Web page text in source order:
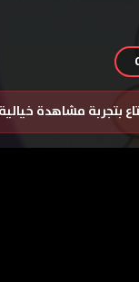
بتجربة مشاهدة